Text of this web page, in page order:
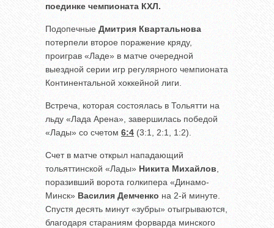
поединке чемпионата КХЛ.
Подопечные Дмитрия Квартальнова
потерпели второе поражение кряду,
проиграв «Ладе» в матче очередной
выездной серии игр регулярного чемпионата
Континентальной хоккейной лиги.
Встреча, которая состоялась в Тольятти на
льду «Лада Арена», завершилась победой
«Лады» со счетом 6:4 (3:1, 2:1, 1:2).
Счет в матче открыл нападающий
тольяттинской «Лады» Никита Михайлов
поразивший ворота голкипера «Динамо-
Минск» Василия Демченко на 2-й минуте.
Спустя десять минут «зубры» отыгрываются,
благодаря стараниям форварда минского